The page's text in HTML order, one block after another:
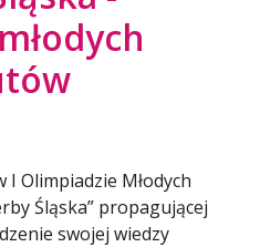
I Olimpiadzie Młodych
Śląska” propagującej
swojej wiedzy